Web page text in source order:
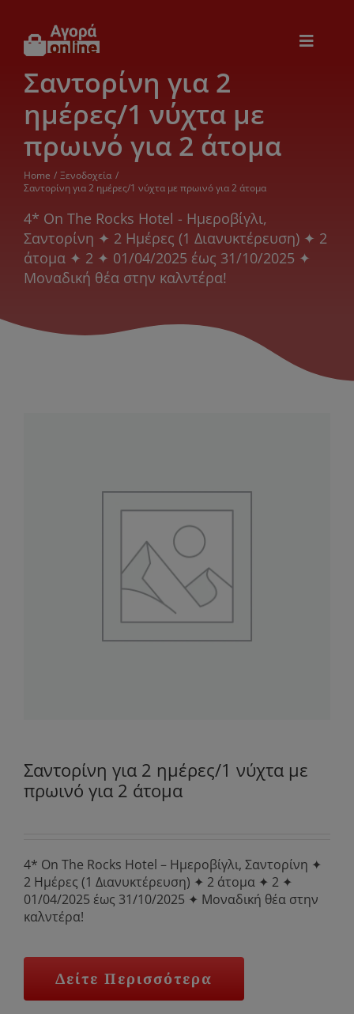
περιεχόμενο
Toggle
Εικόνα & Ήχος
Παιχνίδια
Θέρμανση – Ψύξη
Ηλεκτρονικά
Ξενοδοχεία
Σαντορίνη για 2
ημέρες/1 νύχτα με
πρωινό για 2 άτομα
Home
Ξενοδοχεία
Σαντορίνη για 2 ημέρες/1 νύχτα με πρωινό για 2 άτομα
4* On The Rocks Hotel - Ημεροβίγλι,
Σαντορίνη ✦ 2 Ημέρες (1 Διανυκτέρευση) ✦ 2
άτομα ✦ 2 ✦ 01/04/2025 έως 31/10/2025 ✦
Μοναδική θέα στην καλντέρα!
Σαντορίνη για 2 ημέρες/1 νύχτα με
πρωινό για 2 άτομα
4* On The Rocks Hotel – Ημεροβίγλι, Σαντορίνη ✦
2 Ημέρες (1 Διανυκτέρευση) ✦ 2 άτομα ✦ 2 ✦
01/04/2025 έως 31/10/2025 ✦ Μοναδική θέα στην
καλντέρα!
Δείτε Περισσότερα